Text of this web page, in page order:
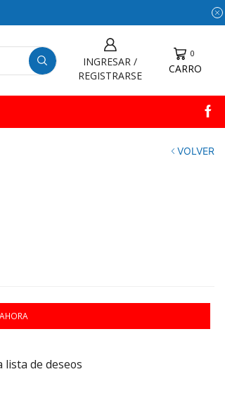
INGRESAR /
REGISTRARSE
0
CARRO
VOLVER
lista de deseos